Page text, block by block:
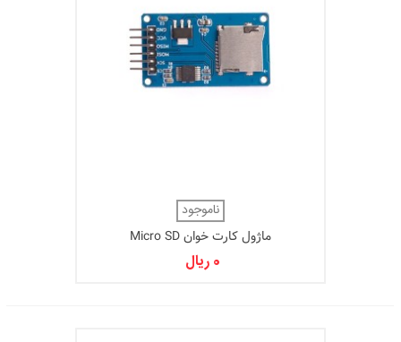
ناموجود
ماژول کارت خوان Micro SD
0 ریال